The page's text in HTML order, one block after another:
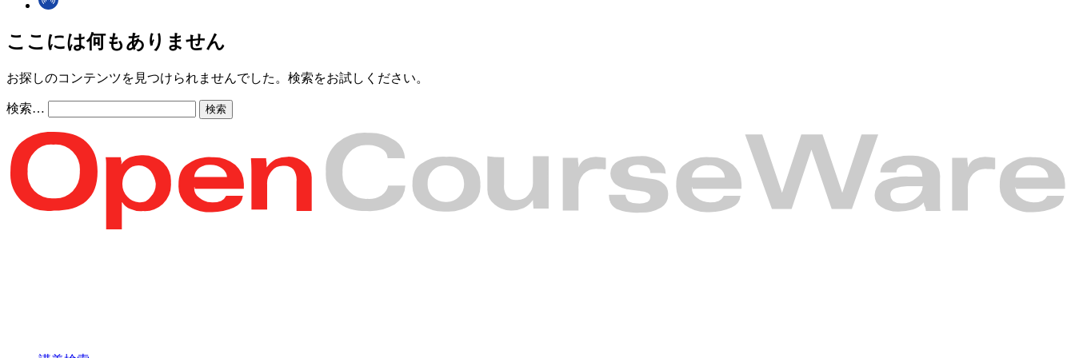
ここには何もありません
お探しのコンテンツを見つけられませんでした。検索をお試しください。
検索…